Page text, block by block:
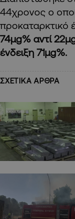
44χρονος ο
προκαταρκτικό
74μg% αντί
ένδειξη 71μg%.
ΣΧΕΤΙΚΑ ΑΡΘΡΑ